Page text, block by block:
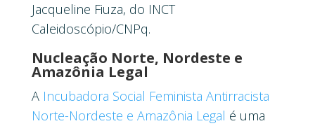
Jacqueline Fiuza, do INCT
Caleidoscópio/CNPq.
Nucleação Norte, Nordeste e
Amazônia Legal
A Incubadora Social Feminista Antirracista
Norte-Nordeste e Amazônia Legal é uma